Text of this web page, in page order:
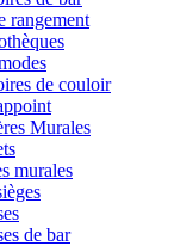
rangement
de couloir
Murales
murales
de bar